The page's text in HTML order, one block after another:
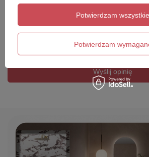
Wyślij opinię
Potwierdzam
Potwierdzam wszystkie